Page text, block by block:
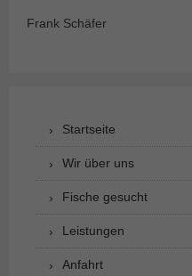
Frank Schäfer
Startseite
Wir über uns
Fische gesucht
Leistungen
Anfahrt